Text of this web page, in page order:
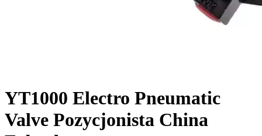
YT1000 Electro Pneumatic
Valve Pozycjonista China